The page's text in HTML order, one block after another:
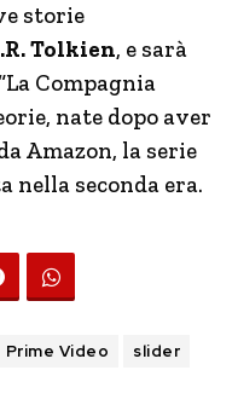
storie
Tolkien, e sarà
Compagnia
nate dopo aver
Amazon, la serie
nella seconda era.
Prime Video slider